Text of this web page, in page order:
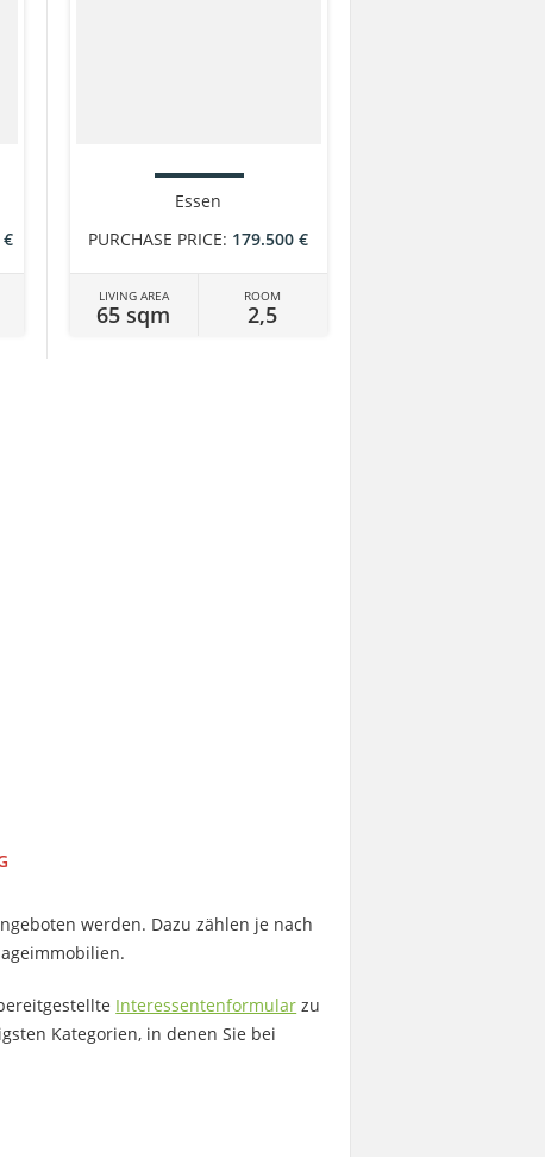
€
Essen
PURCHASE PRICE: 179.500 €
LIVING AREA
65 sqm
ROOM
2,5
werden. Dazu zählen je nach
Interessentenformular zu
Kategorien, in denen Sie bei